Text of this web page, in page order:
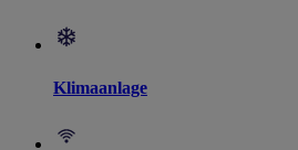
Klimaanlage